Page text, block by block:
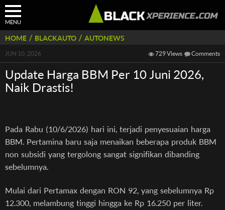
MENU
HOME / BLACKAUTO / AUTONEWS
JUN 10, 2026 729 Views Comments
Update Harga BBM Per 10 Juni 2026,
Naik Drastis!
Pada Rabu (10/6/2026) hari ini, terjadi penyesuaian harga
BBM. Pertamina baru saja menaikan beberapa produk BBM
non subsidi yang tergolong sangat signifikan dibanding
sebelumnya.
Mulai dari Pertamax dengan RON 92, yang sebelumnya Rp
12.300, melambung tinggi hingga ke Rp 16.250 per liter.